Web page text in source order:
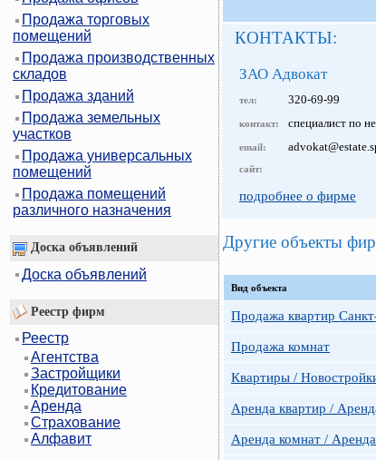
Продажа торговых
помещений
Продажа производственных
складов
Продажа зданий
Продажа земельных
участков
Продажа универсальных
помещений
Продажа помещений
различного назначения
Доска объявлений
Доска объявлений
Реестр фирм
Реестр
Агентства
Застройщики
Кредитование
Аренда
Страхование
Алфавит
КОНТАКТЫ:
ЗАО Адвокат
тел: 320-69-99
контакт: специалист по
email:
сайт:
подробнее о фирме
Другие объекты
Вид объекта
Продажа квартир
Продажа комнат
Квартиры /
Аренда квартир /
Аренда комнат /